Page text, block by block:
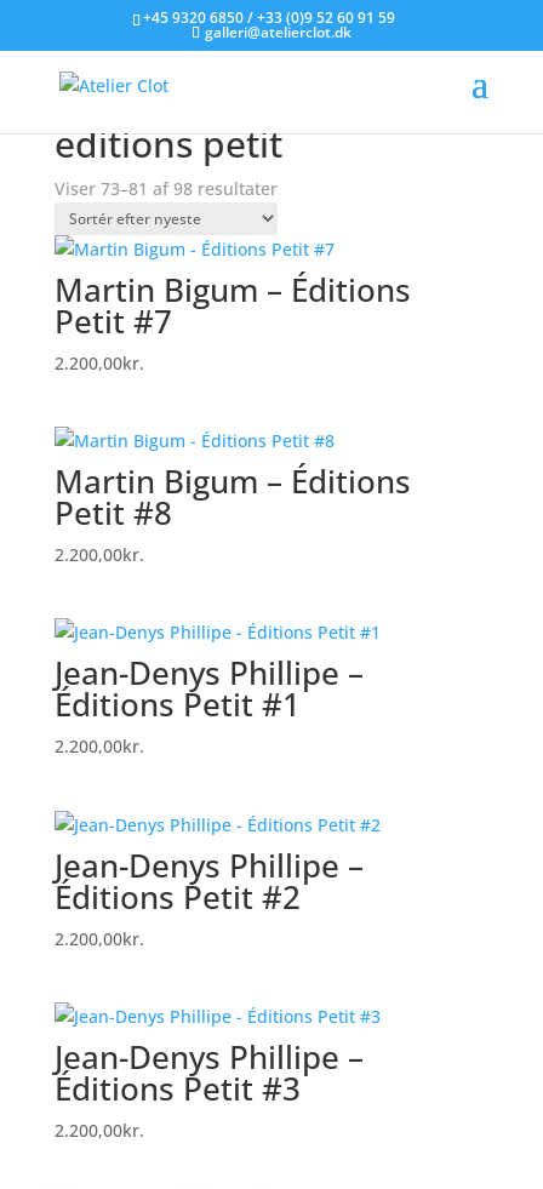
+45 9320 6850 / +33 (0)9 52 60 91 59
galleri@atelierclot.dk
Forside/Litografier til salg
editions petit
Viser 73–81 af 98 resultaterSorteret
seneste
Martin Bigum – Éditions
Petit #7
2.200,00kr.
Martin Bigum – Éditions
Petit #8
2.200,00kr.
Jean-Denys Phillipe –
Éditions Petit #1
2.200,00kr.
Jean-Denys Phillipe –
Éditions Petit #2
2.200,00kr.
Jean-Denys Phillipe –
Éditions Petit #3
2.200,00kr.